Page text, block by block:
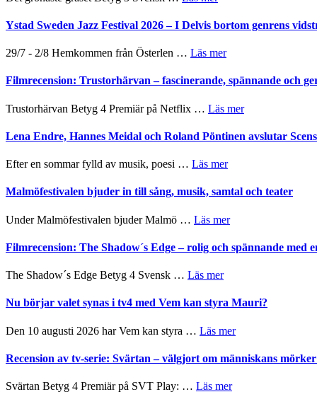
Det
grönaste
–
humoristisk
hjärtevarm
kompott
Ystad Sweden Jazz Festival 2026 – I Delvis bortom genrens
29/7 - 2/8 Hemkommen från Österlen … Läs merom
Sweden
Jazz
2026
I
bortom
vidsträckta
Filmrecension: Trustorhärvan – fascinerande, spännande och
Trustorhärvan Betyg 4 Premiär på Netflix … Läs merom
Trustorhärvan
ger
på
Lena Endre, Hannes Meidal och Roland Pöntinen avslutar
Efter en sommar fylld av musik, poesi … Läs merom
Endre,
och
Pöntinen
Artipelag
Malmöfestivalen bjuder in till sång, musik, samtal och teater
Under Malmöfestivalen bjuder Malmö … Läs merom
bjuder
in
samtal
teater
Filmrecension: The Shadow´s Edge – rolig och spännande med
The Shadow´s Edge Betyg 4 Svensk … Läs merom
The
Edge
rolig
spännande
Nu börjar valet synas i tv4 med Vem kan styra Mauri?
Den 10 augusti 2026 har Vem kan styra … Läs merom
börjar
Recension av tv-serie: Svärtan – välgjort om människans
Svärtan Betyg 4 Premiär på SVT Play: … Läs merom